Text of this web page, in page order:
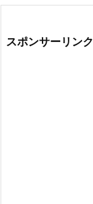
スポンサーリンク